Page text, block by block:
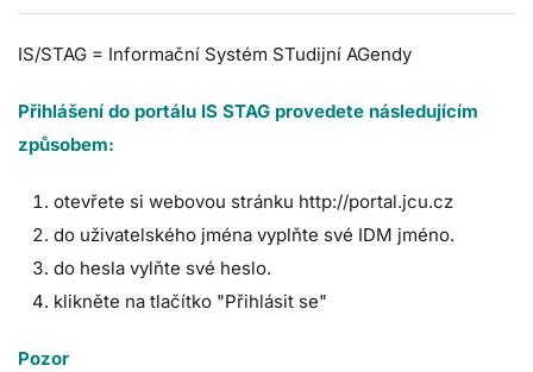
IS/STAG = Informační Systém STudijní AGendy
Přihlášení do portálu IS STAG provedete následujícím
způsobem:
otevřete si webovou stránku http://portal.jcu.cz
do uživatelského jména vyplňte své IDM jméno.
do hesla vylňte své heslo.
klikněte na tlačítko "Přihlásit se"
Pozor